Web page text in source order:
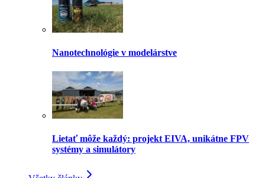
Nanotechnológie v modelárstve
Lietať môže každý: projekt EIVA, unikátne FPV
systémy a simulátory